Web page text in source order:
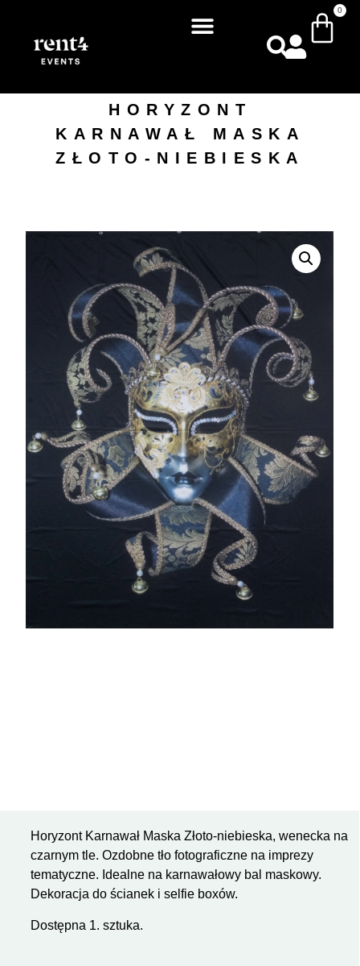
0
HORYZONT
KARNAWAŁ MASKA
ZŁOTO-NIEBIESKA
Horyzont Karnawał Maska Złoto-niebieska, wenecka na
czarnym tle. Ozdobne tło fotograficzne na imprezy
tematyczne. Idealne na karnawałowy bal maskowy.
Dekoracja do ścianek i selfie boxów.
Dostępna 1. sztuka.